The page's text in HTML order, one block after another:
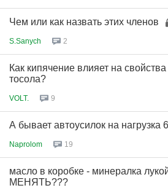
Чем или как назвать этих членов
S.Sanych 2
Как кипячение влияет на свойства
тосола?
VOLT. 9
А бывает автоусилок на нагрузка
Naprolom 19
масло в коробке - минералка
МЕНЯТЬ???